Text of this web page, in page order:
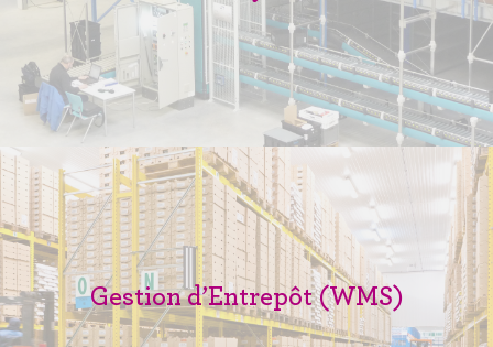
Gestion d’Entrepôt (WMS)